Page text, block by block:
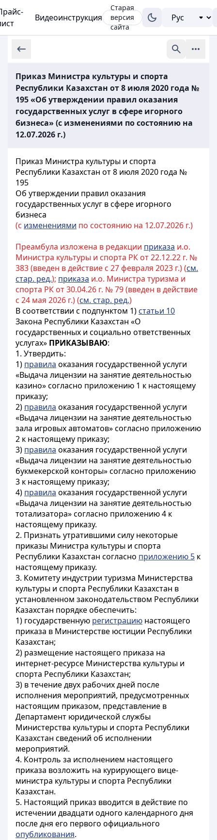
Видеоинструкция
Старая
версия
сайта
Приказ Министра культуры и спорта
Республики Казахстан от 8 июля 2020 года №
195 «Об утверждении правил оказания
государственных услуг в сфере игорного
бизнеса» (с изменениями по состоянию на
12.07.2026 г.)
Приказ Министра культуры и спорта
Республики Казахстан от 8 июля 2020 года №
195
Об утверждении правил оказания
государственных услуг в сфере игорного
бизнеса
(с изменениями по состоянию на 12.07.2026 г.)
Преамбула изложена в редакции приказа и.о.
Министра культуры и спорта РК от 22.12.22 г. №
383 (введен в действие с 27 февраля 2023 г.) (см.
стар. ред.); приказа и.о. Министра туризма и
спорта РК от 30.04.26 г. № 79 (введен в действие
с 24 мая 2026 г.) (см. стар. ред.)
В соответствии с подпунктом 1) статьи 10
Закона Республики Казахстан «О
государственных и социально ответственных
услугах» ПРИКАЗЫВАЮ:
1. Утвердить:
1) правила оказания государственной услуги
«Выдача лицензии на занятие деятельностью
казино» согласно приложению 1 к настоящему
приказу;
2) правила оказания государственной услуги
«Выдача лицензии на занятие деятельностью
зала игровых автоматов» согласно приложению
2 к настоящему приказу;
3) правила оказания государственной услуги
«Выдача лицензии на занятие деятельностью
букмекерской конторы» согласно приложению
3 к настоящему приказу;
4) правила оказания государственной услуги
«Выдача лицензии на занятие деятельностью
тотализатора» согласно приложению 4 к
настоящему приказу.
2. Признать утратившими силу некоторые
приказы Министра культуры и спорта
Республики Казахстан согласно приложению 5 к
настоящему приказу.
3. Комитету индустрии туризма Министерства
культуры и спорта Республики Казахстан в
установленном законодательством Республики
Казахстан порядке обеспечить:
1) государственную регистрацию настоящего
приказа в Министерстве юстиции Республики
Казахстан;
2) размещение настоящего приказа на
интернет-ресурсе Министерства культуры и
спорта Республики Казахстан;
3) в течение двух рабочих дней после
исполнения мероприятий, предусмотренных
настоящим приказом, представление в
Департамент юридической службы
Министерства культуры и спорта Республики
Казахстан сведений об исполнении
мероприятий.
4. Контроль за исполнением настоящего
приказа возложить на курирующего вице-
министра культуры и спорта Республики
Казахстан.
5. Настоящий приказ вводится в действие по
истечении двадцати одного календарного дня
после дня его первого официального
опубликования.